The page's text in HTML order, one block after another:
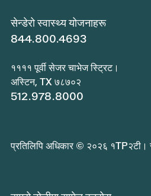
सेन्डेरो स्वास्थ्य योजनाहरू
844.800.4693
११११ पूर्वी सेजर चाभेज स्ट्रिट।
अस्टिन, TX ७८७०२
512.978.8000
प्रतिलिपि अधिकार © २०२६ १TP२टी।